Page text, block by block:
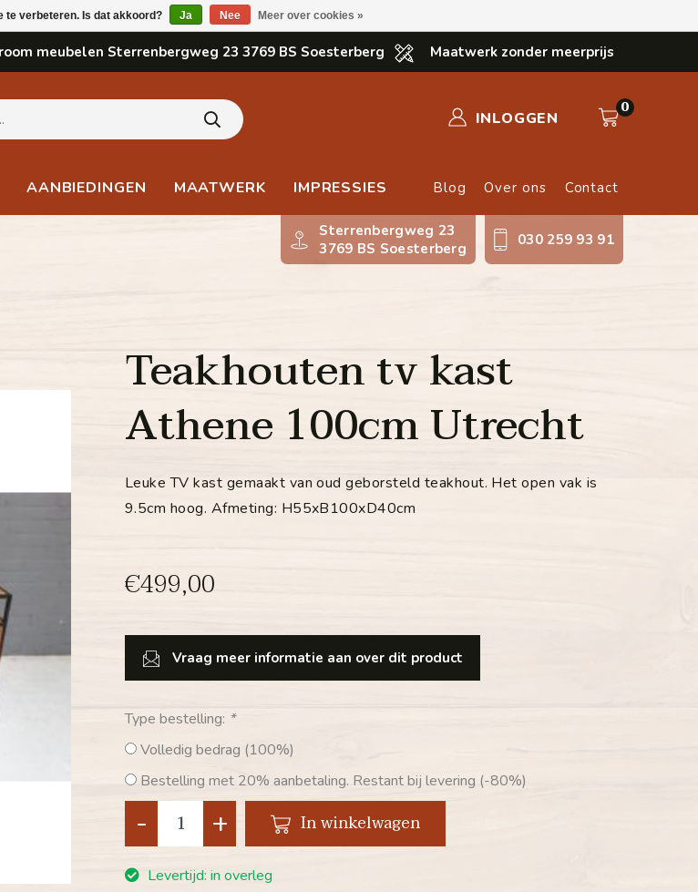
meubelen Sterrenbergweg 23 3769 BS Soesterberg Maatwerk zonder meerprijs
INLOGGEN
0
AANBIEDINGEN MAATWERK IMPRESSIES Blog Over ons Contact
Sterrenbergweg 23
3769 BS Soesterberg
030 259 93 91
Teakhouten tv kast
Athene 100cm Utrecht
Leuke TV kast gemaakt van oud geborsteld teakhout. Het open vak is
9.5cm hoog. Afmeting: H55xB100xD40cm
€499,00
Vraag meer informatie aan over dit product
Type bestelling: *
Volledig bedrag (100%)
Bestelling met 20% aanbetaling. Restant bij levering (-80%)
+
- In winkelwagen
Levertijd: in overleg
te verbeteren. Is dat akkoord? Ja Nee Meer over cookies »